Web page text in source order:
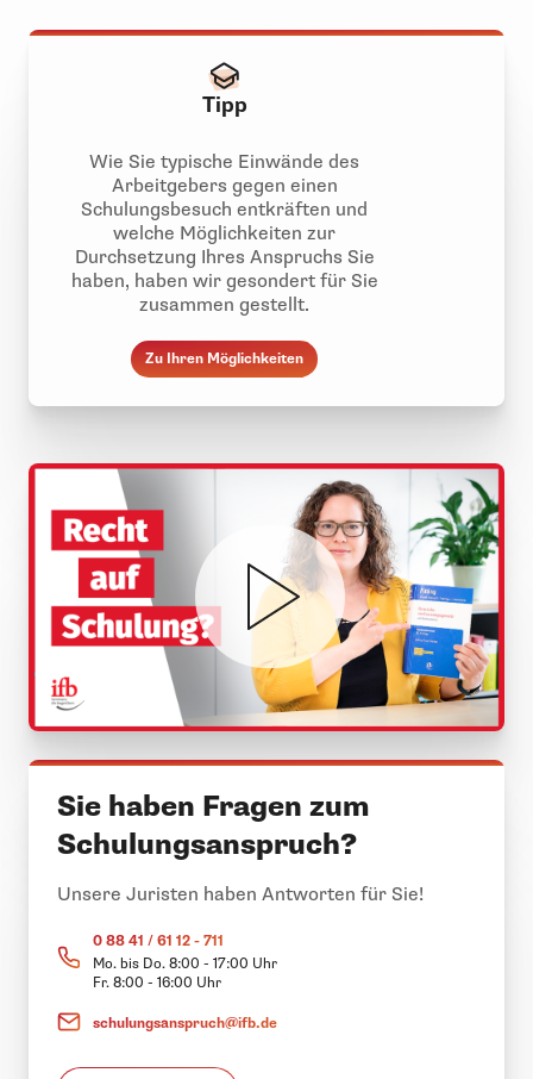
Tipp
Wie Sie typische Einwände des
Arbeitgebers gegen einen
Schulungsbesuch entkräften und
welche Möglichkeiten zur
Durchsetzung Ihres Anspruchs Sie
haben, haben wir gesondert für Sie
zusammen gestellt.
Zu Ihren Möglichkeiten
Sie haben Fragen zum
Schulungsanspruch?
Unsere Juristen haben Antworten für Sie!
0 88 41 / 61 12 - 711
Mo. bis Do. 8:00 - 17:00 Uhr
Fr. 8:00 - 16:00 Uhr
schulungsanspruch@ifb.de